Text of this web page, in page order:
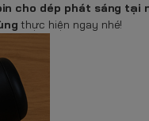
cho dép phát sáng tại
thực hiện ngay nhé!